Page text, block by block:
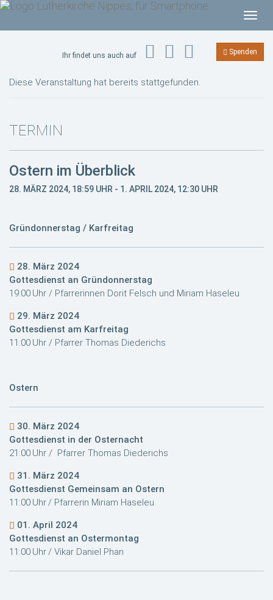
T
o
g
g
n
Ihr findet uns auch auf Spenden
Diese Veranstaltung hat bereits stattgefunden.
TERMIN
Ostern im Überblick
28. MÄRZ 2024, 18:59 UHR - 1. APRIL 2024, 12:30 UHR
Gründonnerstag / Karfreitag
28. März 2024
Gottesdienst an Gründonnerstag
19:00 Uhr / Pfarrerinnen Dorit Felsch und Miriam Haseleu
29. März 2024
Gottesdienst am Karfreitag
11:00 Uhr / Pfarrer Thomas Diederichs
Ostern
30. März 2024
Gottesdienst in der Osternacht
21:00 Uhr / Pfarrer Thomas Diederichs
31. März 2024
Gottesdienst Gemeinsam an Ostern
11:00 Uhr / Pfarrerin Miriam Haseleu
01. April 2024
Gottesdienst an Ostermontag
11:00 Uhr / Vikar Daniel Phan